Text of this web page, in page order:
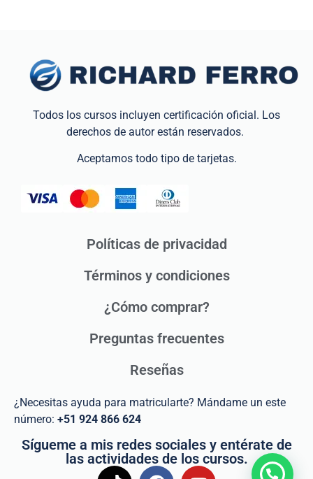
Todos los cursos incluyen certificación oficial. Los
derechos de autor están reservados.
Aceptamos todo tipo de tarjetas.
Políticas de privacidad
Términos y condiciones
¿Cómo comprar?
Preguntas frecuentes
Reseñas
¿Necesitas ayuda para matricularte? Mándame un este
número: +51 924 866 624
Sígueme a mis redes sociales y entérate de
las actividades de los cursos.